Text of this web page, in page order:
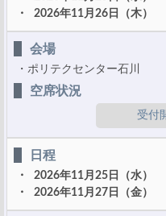
2026年11月26日（木）
会場
ポリテクセンター石川
空席状況
受付
日程
2026年11月25日（水）
2026年11月27日（金）